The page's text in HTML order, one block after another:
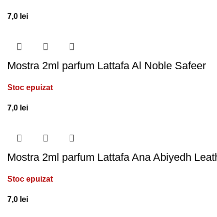
7,0 lei
Mostra 2ml parfum Lattafa Al Noble Safeer
Stoc epuizat
7,0 lei
Mostra 2ml parfum Lattafa Ana Abiyedh
Stoc epuizat
7,0 lei